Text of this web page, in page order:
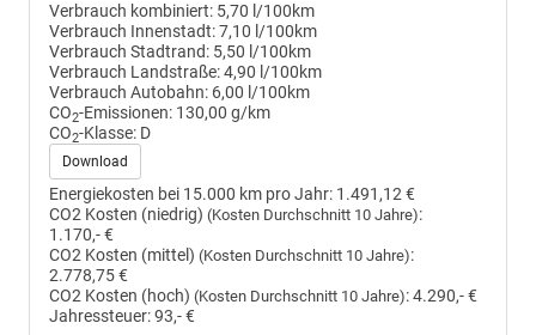
Verbrauch kombiniert: 5,70 l/100km
Verbrauch Innenstadt:7,10 l/100km
Verbrauch Stadtrand: 5,50 l/100km
Verbrauch Landstraße:4,90 l/100km
Verbrauch Autobahn: 6,00 l/100km
CO2-Emissionen: 130,00 g/km
CO2-Klasse: D
Download
Energiekosten bei 15.000 km pro Jahr: 1.491,12 €
CO2 Kosten (niedrig) (Kosten Durchschnitt 10 Jahre):
1.170,- €
CO2 Kosten (mittel) (Kosten Durchschnitt 10 Jahre):
2.778,75 €
CO2 Kosten (hoch) (Kosten Durchschnitt 10 Jahre):4.290,- €
Jahressteuer:93,- €